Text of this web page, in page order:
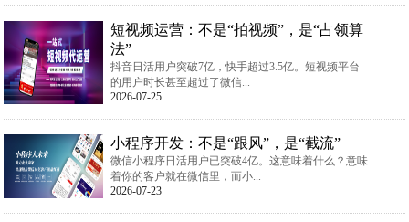
短视频运营：不是“拍视频”，是“占领算
法”
抖音日活用户突破7亿，快手超过3.5亿。短视频平台
的用户时长甚至超过了微信...
2026-07-25
小程序开发：不是“跟风”，是“截流”
微信小程序日活用户已突破4亿。这意味着什么？意味
着你的客户就在微信里，而小...
2026-07-23